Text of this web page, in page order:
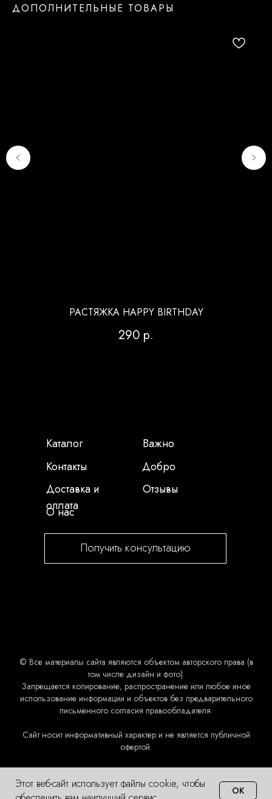
ДОПОЛНИТЕЛЬНЫЕ ТОВАРЫ
РАСТЯЖКА HAPPY BIRTHDAY
290 р.
Каталог
Контакты
Доставка и
оплата
О нас
Важно
Добро
Отзывы
Получить консультацию
© Все материалы сайта являются объектом авторского права (в
том числе дизайн и фото).
Запрещается копирование, распространение или любое иное
использование информации и объектов без предварительного
письменного согласия правообладателя.
Сайт носит информативный характер и не является публичной
офертой.
Этот веб-сайт использует файлы cookie, чтобы
OK